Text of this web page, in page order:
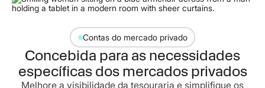
Contas do mercado privado
Concebida para as necessidades
específicas dos mercados privados
Melhore a visibilidade da tesouraria e simplifique os